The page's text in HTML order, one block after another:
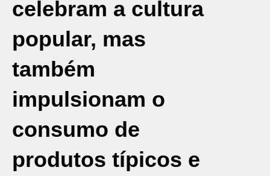
celebram a cultura
popular, mas
também
impulsionam o
consumo de
produtos típicos e